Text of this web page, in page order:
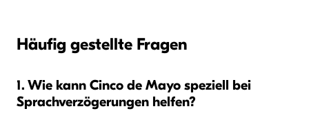
Häufig gestellte Fragen
1. Wie kann Cinco de Mayo speziell bei
Sprachverzögerungen helfen?